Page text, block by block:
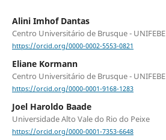
Alini Imhof Dantas
Centro Universitário de Brusque - UNIFEBE
https://orcid.org/0000-0002-5553-0821
Eliane Kormann
Centro Universitário de Brusque - UNIFEBE
https://orcid.org/0000-0001-9168-1283
Joel Haroldo Baade
Universidade Alto Vale do Rio do Peixe
https://orcid.org/0000-0001-7353-6648